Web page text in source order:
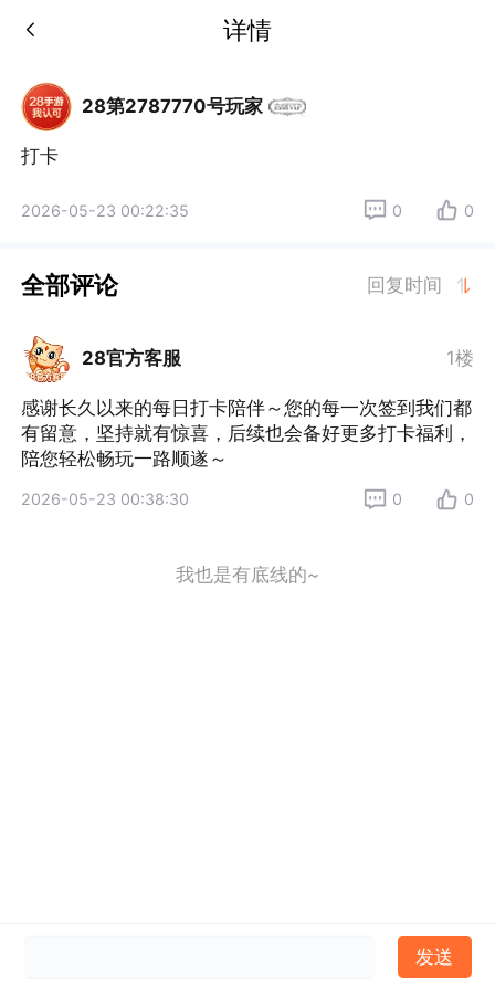
详情
28第2787770号玩家
打卡
2026-05-23 00:22:35 0 0
全部评论 回复时间
28官方客服 1楼
感谢长久以来的每日打卡陪伴～您的每一次签到我们都
有留意，坚持就有惊喜，后续也会备好更多打卡福利，
陪您轻松畅玩一路顺遂～
2026-05-23 00:38:30 0 0
我也是有底线的~
发送